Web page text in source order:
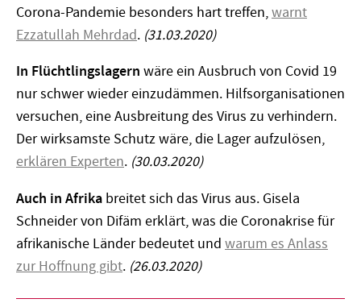
Corona-Pandemie besonders hart treffen,warnt
Ezzatullah Mehrdad. (31.03.2020)
In Flüchtlingslagern wäre ein Ausbruch von Covid 19
nur schwer wieder einzudämmen. Hilfsorganisationen
versuchen, eine Ausbreitung des Virus zu verhindern.
Der wirksamste Schutz wäre, die Lager aufzulösen,
erklären Experten. (30.03.2020)
Auch in Afrika breitet sich das Virus aus. Gisela
Schneider von Difäm erklärt, was die Coronakrise für
afrikanische Länder bedeutet und warum es Anlass
zur Hoffnung gibt. (26.03.2020)